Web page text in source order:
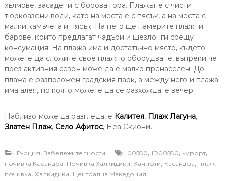
хълмове, засадени с борова гора. Плажът е с чисти
тюркоазени води, като на места е с пясък, а на места с
малки камъчета и пясък. На него ще намерите плажни
барове, които предлагат чадъри и шезлонги срещу
консумация. На плажа има и достатъчно място, където
можете да сложите свое плажно оборудване, въпреки че
през активния сезон може да е малко пренаселен. До
плажа е разположен градския парк, а между него и плажа
има алея, по която можете да се разхождате вечер.
Наблизо може да разгледате Калитея, Плаж Лагуна,
Златен Плаж, Село Афитос, Неа Скиони.
Гърция, Забележителности 00580, ID00580, курорт,
почивка Касандра, Почивка Халкидики, Ханиоти, Касандра, плаж,
почивка, Халкидики, Централна Македония